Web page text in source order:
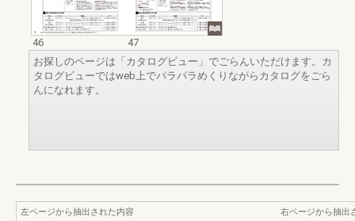
46
47
お探しのページは「カタログビュー」でごらんいただけます。カ
タログビューではweb上でパラパラめくりながらカタログをごら
んになれます。
左ページから抽出された内容
右ページから抽出